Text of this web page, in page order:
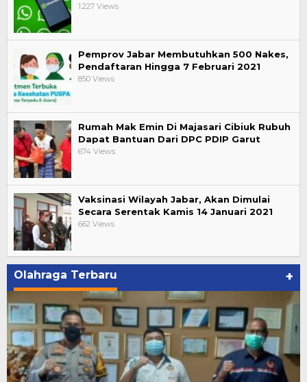
1.227 Views
Pemprov Jabar Membutuhkan 500 Nakes,
Pendaftaran Hingga 7 Februari 2021
850 Views
Rumah Mak Emin Di Majasari Cibiuk Rubuh
Dapat Bantuan Dari DPC PDIP Garut
674 Views
Vaksinasi Wilayah Jabar, Akan Dimulai
Secara Serentak Kamis 14 Januari 2021
662 Views
Olahraga Terbaru +